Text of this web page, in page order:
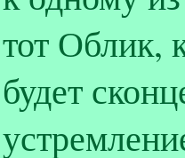
тот Облик,
будет